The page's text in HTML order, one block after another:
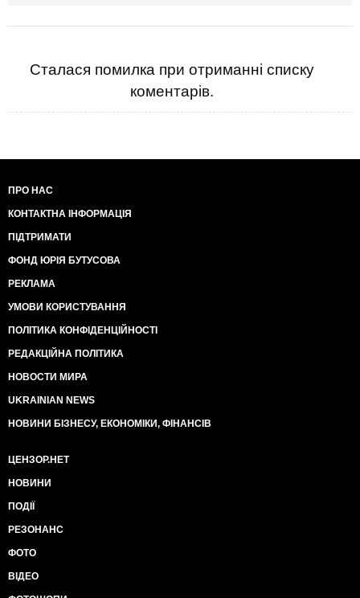
Сталася помилка при отриманні списку
коментарів.
ПРО НАС
КОНТАКТНА ІНФОРМАЦІЯ
ПІДТРИМАТИ
ФОНД ЮРІЯ БУТУСОВА
РЕКЛАМА
УМОВИ КОРИСТУВАННЯ
ПОЛІТИКА КОНФІДЕНЦІЙНОСТІ
РЕДАКЦІЙНА ПОЛІТИКА
НОВОСТИ МИРА
UKRAINIAN NEWS
НОВИНИ БІЗНЕСУ, ЕКОНОМІКИ, ФІНАНСІВ
ЦЕНЗОР.НЕТ
НОВИНИ
ПОДІЇ
РЕЗОНАНС
ФОТО
ВІДЕО